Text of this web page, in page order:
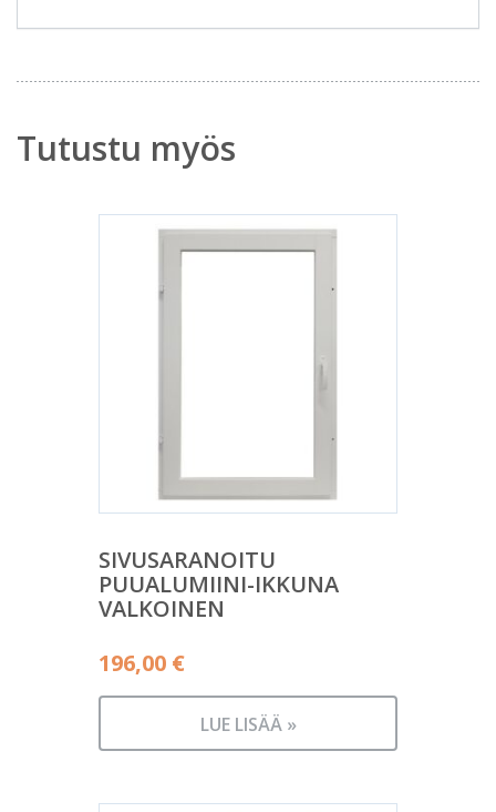
Tutustu myös
SIVUSARANOITU
PUUALUMIINI-IKKUNA
VALKOINEN
196,00 €
LUE LISÄÄ »